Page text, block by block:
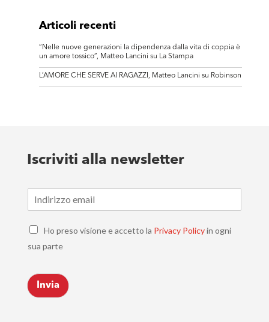
Articoli recenti
“Nelle nuove generazioni la dipendenza dalla vita di coppia è
un amore tossico”, Matteo Lancini su La Stampa
L’AMORE CHE SERVE AI RAGAZZI, Matteo Lancini su Robinson
Iscriviti alla newsletter
m
*
C
e
k
b
o
Ho preso visione e accetto la Privacy Policyin ogni
sua parte
Invia